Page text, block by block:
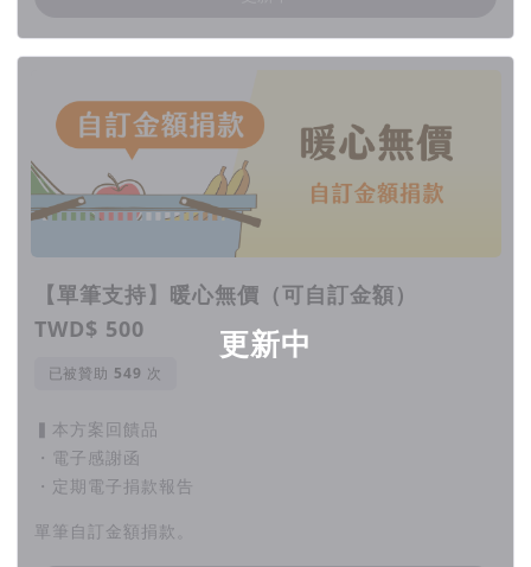
更新中
【單筆支持】暖心無價（可自訂金額）
TWD$ 500
已被贊助 次
▍本方案回饋品
・電子感謝函
・定期電子捐款報告
單筆自訂金額捐款。